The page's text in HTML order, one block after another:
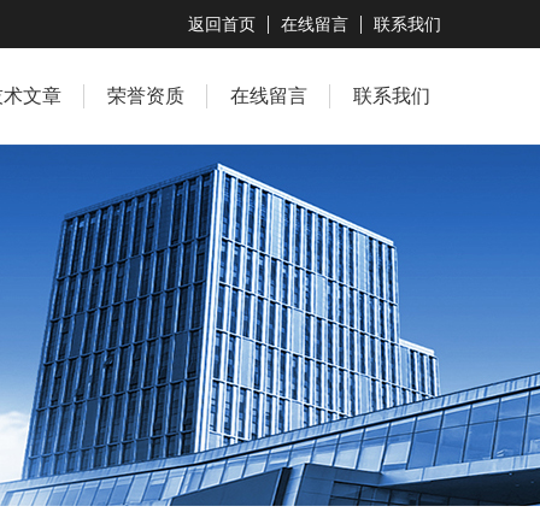
返回首页 在线留言 联系我们
术文章 荣誉资质 在线留言 联系我们